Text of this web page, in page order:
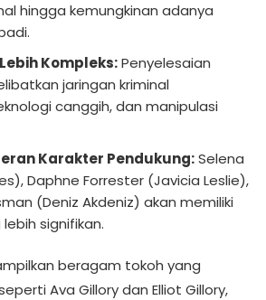
hingga kemungkinan adanya
Kompleks:Penyelesaian
jaringan kriminal
canggih, dan manipulasi
Karakter Pendukung:Selena
Daphne Forrester (Javicia Leslie),
(Deniz Akdeniz) akan memiliki
signifikan.
beragam tokoh yang
Ava Gillory dan Elliot Gillory,